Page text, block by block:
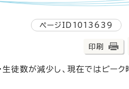
ページID1013639
印刷
徒数が減少し、現在ではピー